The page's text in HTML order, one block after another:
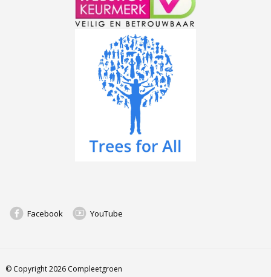
Facebook YouTube
© Copyright 2026 Compleetgroen